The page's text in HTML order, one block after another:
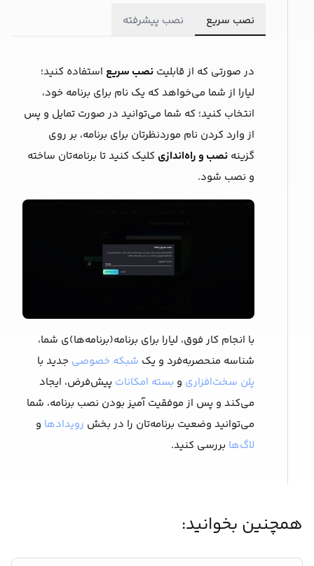
نصب سریع نصب پیشرفته
در صورتی که از قابلیت نصب سریع استفاده کنید؛
لیارا از شما می‌خواهد که یک ‌نام برای برنامه خود،
انتخاب کنید؛ که شما می‌توانید در صورت تمایل و پس
از وارد کردن نام موردنظرتان برای برنامه، بر روی
گزینه نصب و راه‌اندازی کلیک کنید تا برنامه‌‌تان ساخته
و نصب شود.
با انجام کار فوق، لیارا برای برنامه(برنامه‌ها)ی شما،
شناسه منحصربه‌فرد و یک شبکه خصوصی جدید با
پلن سخت‌افزاری و بسته امکانات پیش‌فرض، ایجاد
می‌کند و پس از موفقیت آمیز بودن نصب برنامه، شما
می‌توانید وضعیت برنامه‌تان را در بخش رویدادها و
لاگ‌ها بررسی کنید.
همچنین بخوانید: